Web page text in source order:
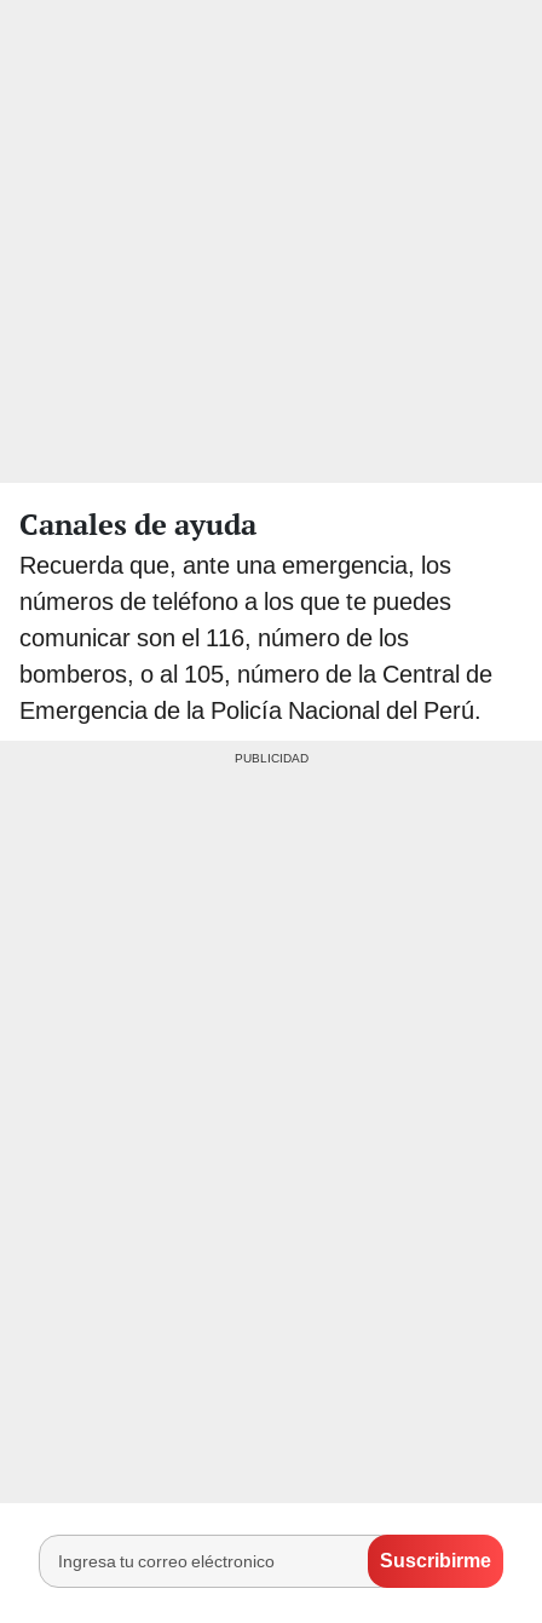
Canales de ayuda
Recuerda que, ante una emergencia, los
números de teléfono a los que te puedes
comunicar son el 116, número de los
bomberos, o al 105, número de la Central de
Emergencia de la Policía Nacional del Perú.